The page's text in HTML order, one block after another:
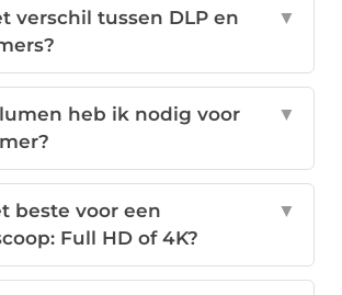
verschil tussen DLP en
▼
heb ik nodig voor
▼
beste voor een
Full HD of 4K?
▼